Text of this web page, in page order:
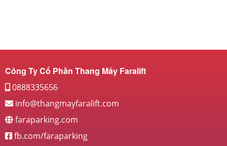
Công Ty Cổ Phần Thang Máy Faralift
0888335656
info@thangmayfaralift.com
faraparking.com
fb.com/faraparking